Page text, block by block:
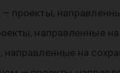
проекты,
направленные
на